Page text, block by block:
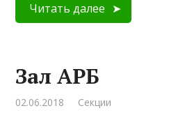
Читать далее
Зал АРБ
02.06.2018 Секции